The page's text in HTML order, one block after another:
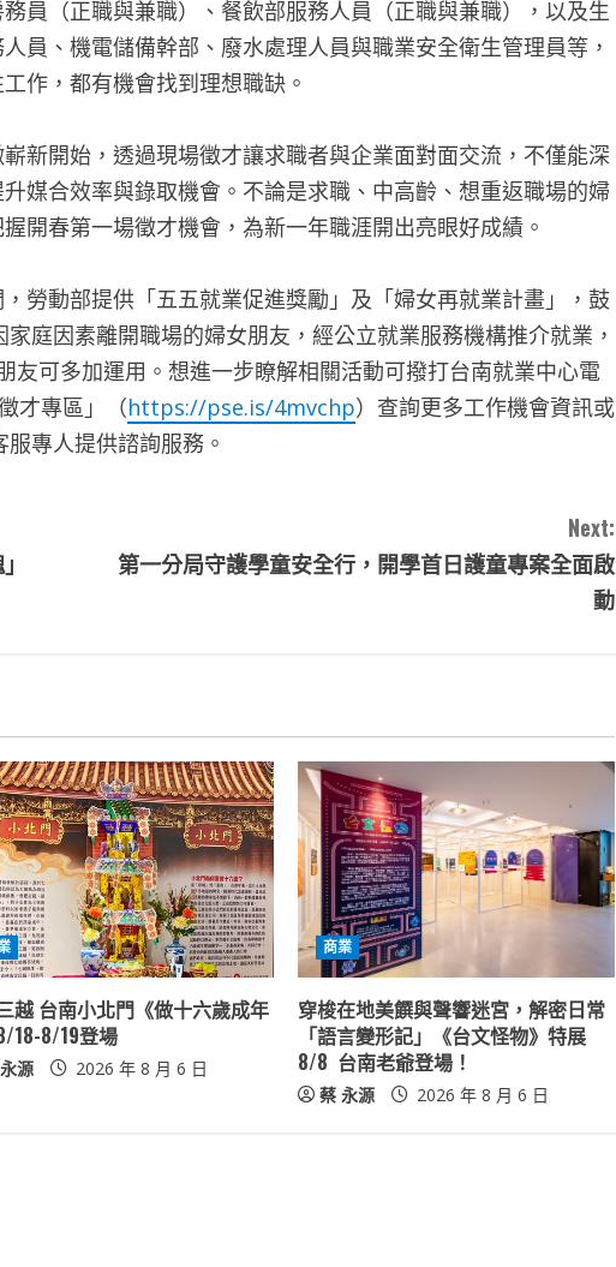
員（正職與兼職）、餐飲部服務人員（正職與兼職），以及生
員、機電儲備幹部、廢水處理人員與職業安全衛生管理員等，
作，都有機會找到理想職缺。
新開始，透過現場徵才讓求職者與企業面對面交流，不僅能深
媒合效率與錄取機會。不論是求職、中高齡、想重返職場的婦
開春第一場徵才機會，為新一年職涯開出亮眼好成績。
勞動部提供「五五就業促進獎勵」及「婦女再就業計畫」，鼓
庭因素離開職場的婦女朋友，經公立就業服務機構推介就業，
友可多加運用。想進一步瞭解相關活動可撥打台南就業中心電
才專區」（https://pse.is/4mvchp）查詢更多工作機會資訊或
專人提供諮詢服務。
Next:
第一分局守護學童安全行，開學首日護童專案全面啟
動
越 台南小北門《做十六歲成年
18-8/19登場
源 2026 年 8 月 6 日
商業
穿梭在地美饌與聲響迷宮，解密日常
「語言變形記」《台文怪物》特展
8/8 台南老爺登場！
蔡 永源 2026 年 8 月 6 日